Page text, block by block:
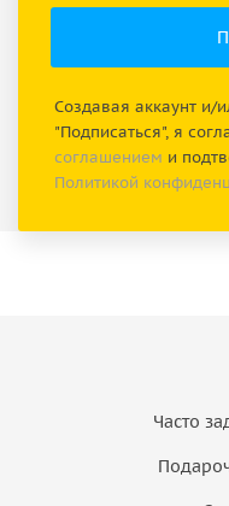
Создавая аккаунт и/
"Подписаться", я
соглашением и
Политикой
Часто